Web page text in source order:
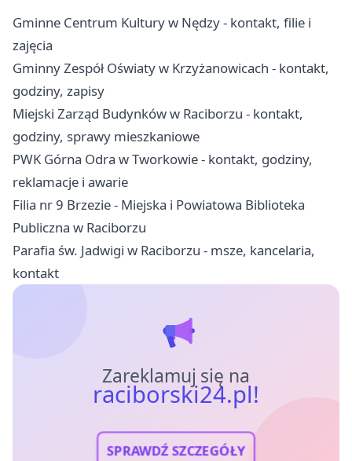
Gminne Centrum Kultury w Nędzy - kontakt, filie i
zajęcia
Gminny Zespół Oświaty w Krzyżanowicach - kontakt,
godziny, zapisy
Miejski Zarząd Budynków w Raciborzu - kontakt,
godziny, sprawy mieszkaniowe
PWK Górna Odra w Tworkowie - kontakt, godziny,
reklamacje i awarie
Filia nr 9 Brzezie - Miejska i Powiatowa Biblioteka
Publiczna w Raciborzu
Parafia św. Jadwigi w Raciborzu - msze, kancelaria,
kontakt
Zareklamuj się na
raciborski24.pl!
SPRAWDŹ SZCZEGÓŁY